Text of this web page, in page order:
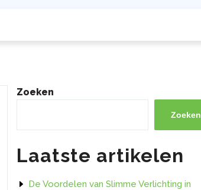
Zoeken
Zoeken
Laatste artikelen
De Voordelen van Slimme Verlichting in